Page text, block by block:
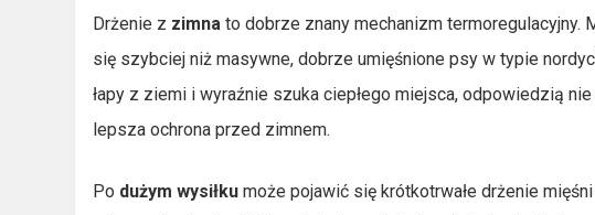
Drżenie z zimna to dobrze znany mechanizm termoregulacyjny.
się szybciej niż masywne, dobrze umięśnione psy w typie
łapy z ziemi i wyraźnie szuka ciepłego miejsca, odpowiedzią
lepsza ochrona przed zimnem.
Po dużym wysiłku może pojawić się krótkotrwałe drżenie